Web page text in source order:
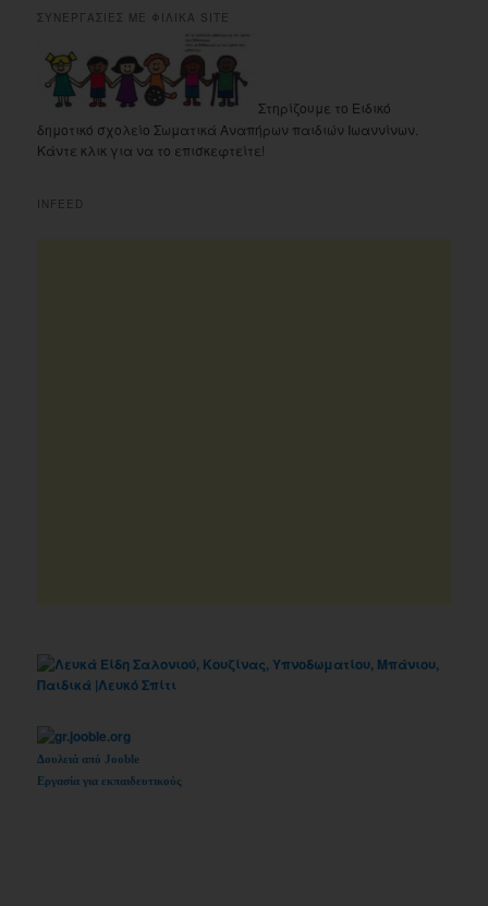
ΣΥΝΕΡΓΑΣΙΕΣ ΜΕ ΦΙΛΙΚΑ SITE
Στηρίζουμε το Ειδικό
δημοτικό σχολείο Σωματικά Αναπήρων παιδιών Ιωαννίνων.
Κάντε κλικ για να το επισκεφτείτε!
INFEED
Δουλειά από Jooble
Εργασία για εκπαιδευτικούς